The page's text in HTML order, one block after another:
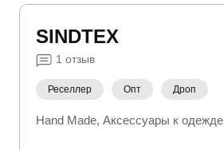
SINDTEX
1 отзыв
Реселлер Опт Дроп
Hand Made Аксессуары к одежде